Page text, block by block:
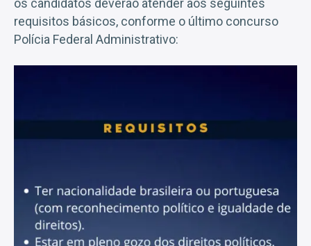
os candidatos deverão atender aos seguintes
requisitos básicos, conforme o último concurso
Polícia Federal Administrativo: